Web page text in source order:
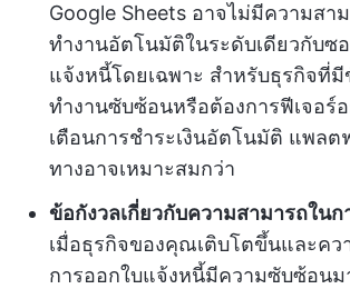
Google Sheets อาจไม่มีความสา
ทำงานอัตโนมัติในระดับเดียวกับซ
แจ้งหนี้โดยเฉพาะ สำหรับธุรกิจที่
ทำงานซับซ้อนหรือต้องการฟีเจอร์
เตือนการชำระเงินอัตโนมัติ แพลต
ทางอาจเหมาะสมกว่า
ข้อกังวลเกี่ยวกับความสามารถในก
เมื่อธุรกิจของคุณเติบโตขึ้นและคว
การออกใบแจ้งหนี้มีความซับซ้อน